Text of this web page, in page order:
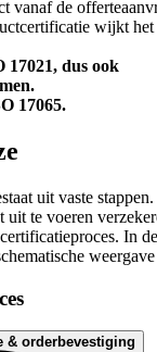
vanaf de
wijkt het
17021, dus ook
17065.
uit vaste
uit te voeren
In
& orderbevestiging